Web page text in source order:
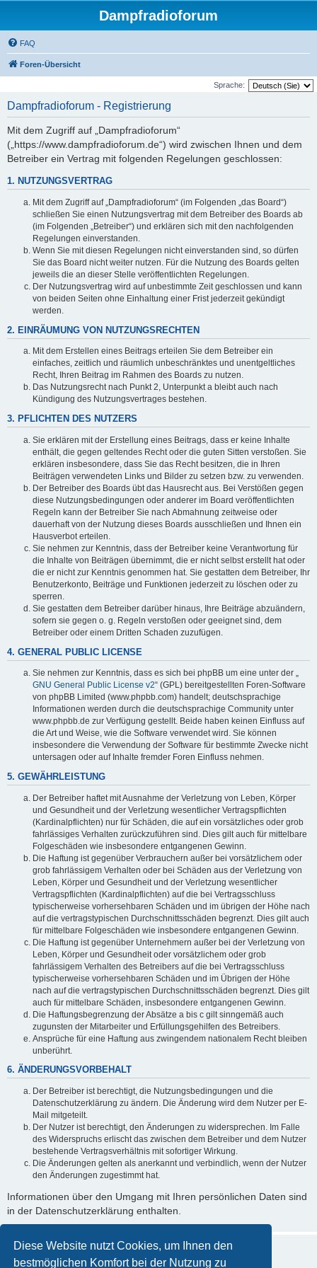
Diese Website nutzt Cookies, um Ihnen den
bestmöglichen Komfort bei der Nutzung zu
Dampfradioforum
FAQ
Foren-Übersicht
Sprache:
Dampfradioforum - Registrierung
Mit dem Zugriff auf „Dampfradioforum“
(„https://www.dampfradioforum.de“) wird zwischen Ihnen und dem
Betreiber ein Vertrag mit folgenden Regelungen geschlossen:
1. NUTZUNGSVERTRAG
Mit dem Zugriff auf „Dampfradioforum“ (im Folgenden „das Board“)
schließen Sie einen Nutzungsvertrag mit dem Betreiber des Boards ab
(im Folgenden „Betreiber“) und erklären sich mit den nachfolgenden
Regelungen einverstanden.
Wenn Sie mit diesen Regelungen nicht einverstanden sind, so dürfen
Sie das Board nicht weiter nutzen. Für die Nutzung des Boards gelten
jeweils die an dieser Stelle veröffentlichten Regelungen.
Der Nutzungsvertrag wird auf unbestimmte Zeit geschlossen und kann
von beiden Seiten ohne Einhaltung einer Frist jederzeit gekündigt
werden.
2. EINRÄUMUNG VON NUTZUNGSRECHTEN
Mit dem Erstellen eines Beitrags erteilen Sie dem Betreiber ein
einfaches, zeitlich und räumlich unbeschränktes und unentgeltliches
Recht, Ihren Beitrag im Rahmen des Boards zu nutzen.
Das Nutzungsrecht nach Punkt 2, Unterpunkt a bleibt auch nach
Kündigung des Nutzungsvertrages bestehen.
3. PFLICHTEN DES NUTZERS
Sie erklären mit der Erstellung eines Beitrags, dass er keine Inhalte
enthält, die gegen geltendes Recht oder die guten Sitten verstoßen. Sie
erklären insbesondere, dass Sie das Recht besitzen, die in Ihren
Beiträgen verwendeten Links und Bilder zu setzen bzw. zu verwenden.
Der Betreiber des Boards übt das Hausrecht aus. Bei Verstößen gegen
diese Nutzungsbedingungen oder anderer im Board veröffentlichten
Regeln kann der Betreiber Sie nach Abmahnung zeitweise oder
dauerhaft von der Nutzung dieses Boards ausschließen und Ihnen ein
Hausverbot erteilen.
Sie nehmen zur Kenntnis, dass der Betreiber keine Verantwortung für
die Inhalte von Beiträgen übernimmt, die er nicht selbst erstellt hat oder
die er nicht zur Kenntnis genommen hat. Sie gestatten dem Betreiber, Ihr
Benutzerkonto, Beiträge und Funktionen jederzeit zu löschen oder zu
sperren.
Sie gestatten dem Betreiber darüber hinaus, Ihre Beiträge abzuändern,
sofern sie gegen o. g. Regeln verstoßen oder geeignet sind, dem
Betreiber oder einem Dritten Schaden zuzufügen.
4. GENERAL PUBLIC LICENSE
Sie nehmen zur Kenntnis, dass es sich bei phpBB um eine unter der „
GNU General Public License v2“ (GPL) bereitgestellten Foren-Software
von phpBB Limited (www.phpbb.com) handelt; deutschsprachige
Informationen werden durch die deutschsprachige Community unter
www.phpbb.de zur Verfügung gestellt. Beide haben keinen Einfluss auf
die Art und Weise, wie die Software verwendet wird. Sie können
insbesondere die Verwendung der Software für bestimmte Zwecke nicht
untersagen oder auf Inhalte fremder Foren Einfluss nehmen.
5. GEWÄHRLEISTUNG
Der Betreiber haftet mit Ausnahme der Verletzung von Leben, Körper
und Gesundheit und der Verletzung wesentlicher Vertragspflichten
(Kardinalpflichten) nur für Schäden, die auf ein vorsätzliches oder grob
fahrlässiges Verhalten zurückzuführen sind. Dies gilt auch für mittelbare
Folgeschäden wie insbesondere entgangenen Gewinn.
Die Haftung ist gegenüber Verbrauchern außer bei vorsätzlichem oder
grob fahrlässigem Verhalten oder bei Schäden aus der Verletzung von
Leben, Körper und Gesundheit und der Verletzung wesentlicher
Vertragspflichten (Kardinalpflichten) auf die bei Vertragsschluss
typischerweise vorhersehbaren Schäden und im übrigen der Höhe nach
auf die vertragstypischen Durchschnittsschäden begrenzt. Dies gilt auch
für mittelbare Folgeschäden wie insbesondere entgangenen Gewinn.
Die Haftung ist gegenüber Unternehmern außer bei der Verletzung von
Leben, Körper und Gesundheit oder vorsätzlichem oder grob
fahrlässigem Verhalten des Betreibers auf die bei Vertragsschluss
typischerweise vorhersehbaren Schäden und im Übrigen der Höhe
nach auf die vertragstypischen Durchschnittsschäden begrenzt. Dies gilt
auch für mittelbare Schäden, insbesondere entgangenen Gewinn.
Die Haftungsbegrenzung der Absätze a bis c gilt sinngemäß auch
zugunsten der Mitarbeiter und Erfüllungsgehilfen des Betreibers.
Ansprüche für eine Haftung aus zwingendem nationalem Recht bleiben
unberührt.
6. ÄNDERUNGSVORBEHALT
Der Betreiber ist berechtigt, die Nutzungsbedingungen und die
Datenschutzerklärung zu ändern. Die Änderung wird dem Nutzer per E-
Mail mitgeteilt.
Der Nutzer ist berechtigt, den Änderungen zu widersprechen. Im Falle
des Widerspruchs erlischt das zwischen dem Betreiber und dem Nutzer
bestehende Vertragsverhältnis mit sofortiger Wirkung.
Die Änderungen gelten als anerkannt und verbindlich, wenn der Nutzer
den Änderungen zugestimmt hat.
Informationen über den Umgang mit Ihren persönlichen Daten sind
in der Datenschutzerklärung enthalten.